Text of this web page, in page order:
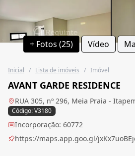
+ Fotos (25) Vídeo
Inicial / Lista de imóveis / Imóvel
AVANT GARDE RESIDENCE
RUA 305, nº 296, Meia Praia -
Código: V3180
Incorporação: 60772
https://maps.app.goo.gl/